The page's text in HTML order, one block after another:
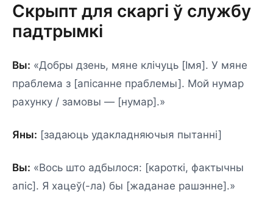
Скрыпт для скаргі ў службу
падтрымкі
Вы: «Добры дзень, мяне клічуць [Імя]. У мяне
праблема з [апісанне праблемы]. Мой нумар
рахунку / замовы — [нумар].»
Яны: [задаюць удакладняючыя пытанні]
Вы: «Вось што адбылося: [кароткі, фактычны
апіс]. Я хацеў(-ла) бы [жаданае рашэнне].»